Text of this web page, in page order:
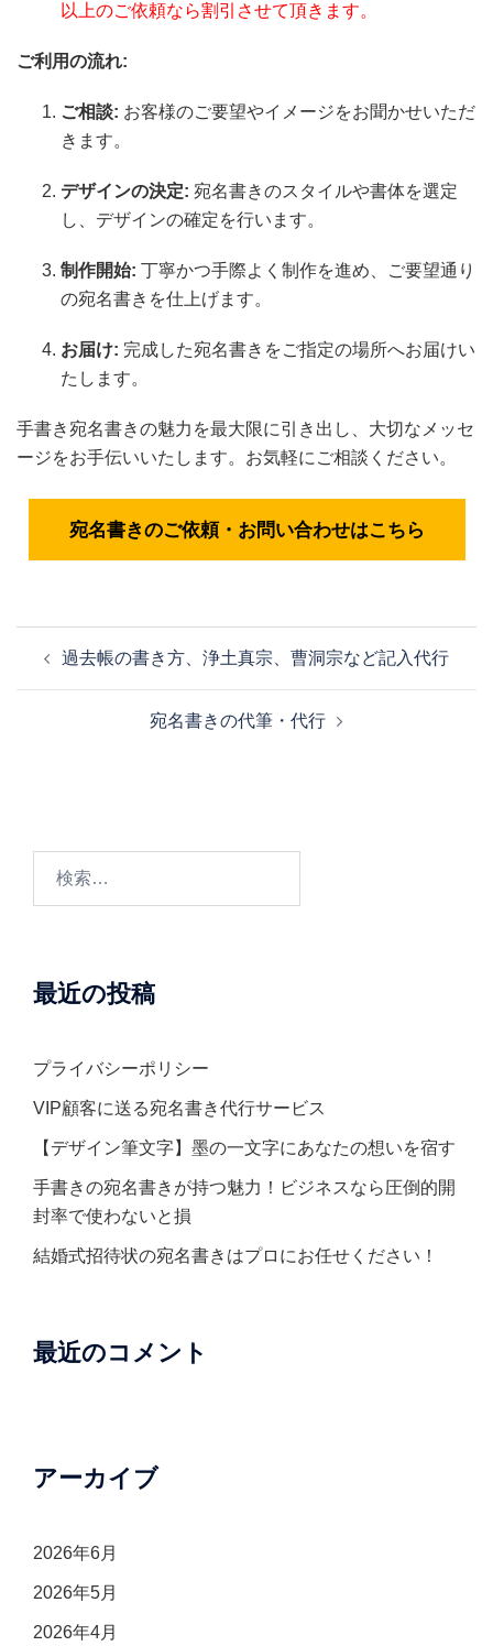
以上のご依頼なら割引させて頂きます。
ご利用の流れ:
ご相談: お客様のご要望やイメージをお聞かせいただ
きます。
デザインの決定: 宛名書きのスタイルや書体を選定
し、デザインの確定を行います。
制作開始: 丁寧かつ手際よく制作を進め、ご要望通り
の宛名書きを仕上げます。
お届け: 完成した宛名書きをご指定の場所へお届けい
たします。
手書き宛名書きの魅力を最大限に引き出し、大切なメッセ
ージをお手伝いいたします。お気軽にご相談ください。
宛名書きのご依頼・お問い合わせはこちら
ョ
過去帳の書き方、浄土真宗、曹洞宗など記入代行
宛名書きの代筆・代行
最近の投稿
プライバシーポリシー
VIP顧客に送る宛名書き代行サービス
【デザイン筆文字】墨の一文字にあなたの想いを宿す
手書きの宛名書きが持つ魅力！ビジネスなら圧倒的開
封率で使わないと損
結婚式招待状の宛名書きはプロにお任せください！
最近のコメント
アーカイブ
2026年6月
2026年5月
2026年4月